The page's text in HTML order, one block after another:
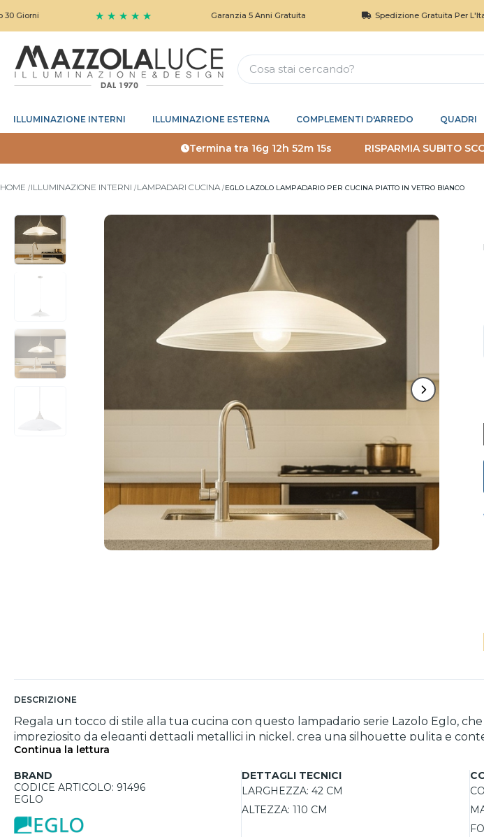
★ ★ ★ ★ ★ Garanzia 5 Anni Gratuita Spedizione Gratuita Per L'Italia
ILLUMINAZIONE INTERNI ILLUMINAZIONE ESTERNA COMPLEMENTI D'ARREDO QUADRI
Termina tra 16g 12h 52m 15s RISPARMIA SUBITO
HOME ILLUMINAZIONE INTERNI LAMPADARI CUCINA EGLO LAZOLO LAMPADARIO PER CUCINA PIATTO IN VETRO BIANCO
DESCRIZIONE
Regala un tocco di stile alla tua cucina con questo lampadario serie Lazolo Eglo,
impreziosito da eleganti dettagli metallici in nickel, crea una silhouette pulita e
diffusa e omogenea che emana, rende questo lampadario ideale per creare
un'illuminazione ampia e uniforme. Non solo una fonte di luce, ma anche un
Continua la lettura
BRAND
CODICE ARTICOLO: 91496
EGLO
DETTAGLI TECNICI
LARGHEZZA: 42 CM
ALTEZZA: 110 CM